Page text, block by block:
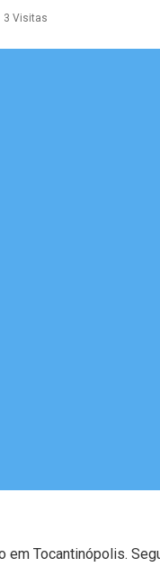
3 Visitas
Tocantinópolis.